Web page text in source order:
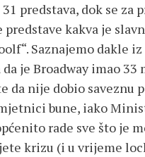
predstava, dok se za
kakva je
Saznajemo dakle iz
je Broadway imao
da nije dobio saveznu
bune, iako
rade sve što je
krizu (i u vrijeme